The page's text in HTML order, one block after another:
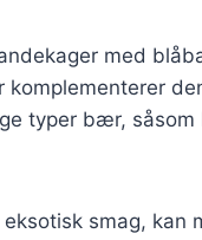
med
typer bær,
smag,